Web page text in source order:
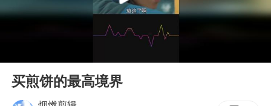
酒店回应车内过夜被收150元
黄金牛市回来了吗
杭州全市有序停课
Play
买煎饼的最高境界